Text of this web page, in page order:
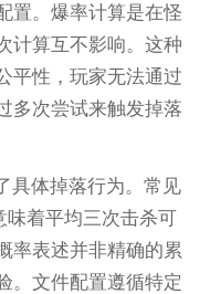
置。爆率计算是在怪
计算互不影响。这种
平性，玩家无法通过
多次尝试来触发掉落
具体掉落行为。常见
味着平均三次击杀可
率表述并非精确的累
。文件配置遵循特定